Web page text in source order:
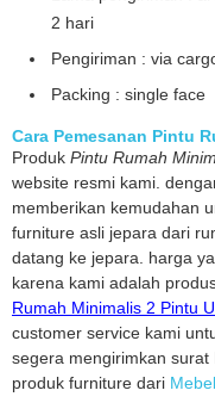
2 hari
Pengiriman : via
Packing : single face
Cara Pemesanan Pintu
Produk Pintu Rumah
website resmi kami.
memberikan kemudahan
furniture asli jepara dari
datang ke jepara. harga
karena kami adalah
Rumah Minimalis 2 Pintu
customer service kami
segera mengirimkan surat
produk furniture dari